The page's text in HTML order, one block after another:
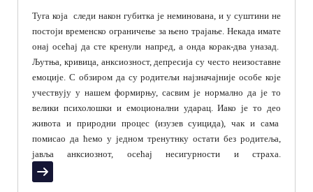
Туга која следи након губитка је неминована, и у суштини не
постоји временско ограничење за њено трајање. Некада имате
онај осећај да сте кренули напред, а онда корак-два уназад.
Љутња, кривица, анксиозност, депресија су често неизоставне
емоције. С обзиром да су родитељи најзначајније особе које
учествују у нашем формирњу, сасвим је нормално да је то
велики психолошки и емоционални ударац. Иако је то део
живота и природни процес (изузев суицида), чак и сама
помисао да ћемо у једном тренутнку остати без родитеља,
јавља анксиознот, осећај несигурности и страха.
Прочитај више